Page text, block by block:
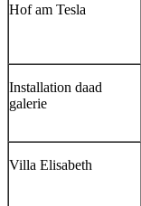
Hof am Tesla
Installation daad
galerie
Villa Elisabeth